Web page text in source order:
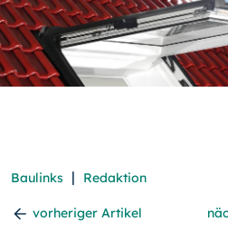
Baulinks | Redaktion
vorheriger Artikel